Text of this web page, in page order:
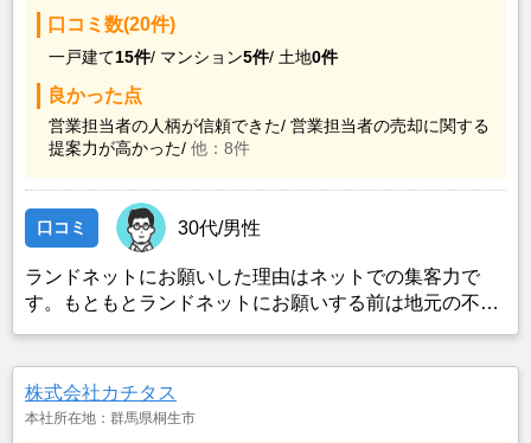
口コミ数(20件)
一戸建て15件/ マンション5件/ 土地0件
良かった点
営業担当者の人柄が信頼できた/ 営業担当者の売却に関する
提案力が高かった/ 他：8件
口コミ 30代/男性
ランドネットにお願いした理由はネットでの集客力で
す。もともとランドネットにお願いする前は地元の不動
動産屋では取り扱ってもらえませんでした。そこでそれ
までに取引があり、全国対応しているランドネットにお
株式会社カチタス
本社所在地：群馬県桐生市